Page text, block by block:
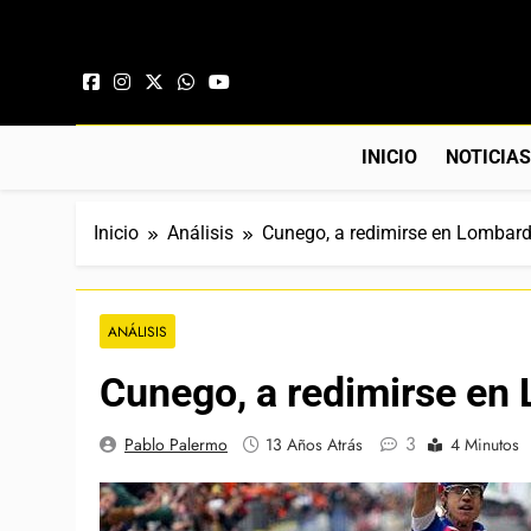
INICIO NOTICIAS
Inicio Análisis Cunego, a redimirse en
ANÁLISIS
Cunego, a redimirse en
Pablo Palermo 13 Años Atrás 3 4 Minutos